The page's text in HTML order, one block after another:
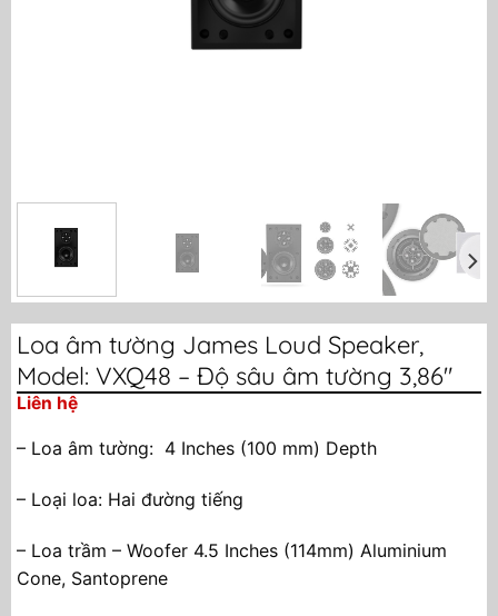
Loa âm tường James Loud Speaker,
Model: VXQ48 – Độ sâu âm tường 3,86″
Liên hệ
– Loa âm tường: 4 Inches (100 mm) Depth
– Loại loa: Hai đường tiếng
– Loa trầm – Woofer 4.5 Inches (114mm) Aluminium
Cone, Santoprene